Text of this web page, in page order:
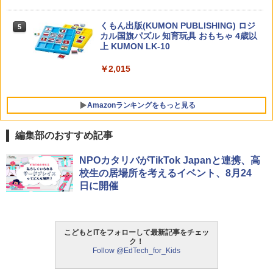
￥1,430
5
くもん出版(KUMON PUBLISHING) ロジ
カル国旗パズル 知育玩具 おもちゃ 4歳以
上 KUMON LK-10
￥2,015
Amazonランキングをもっと見る
1
タッチペンで音が聞ける!はじめてずかん
1000 英語つき ([バラエティ])
￥5,478
中学英語をもう一度ひとつひとつわかり
やすく。改訂版
￥2,750
1
ThinkFun ボードゲーム 「サーキット・
メイズ」 配線回路をプログラミングする
日本語説明書付 8歳~ 76341 誕生日 クリ
スマス
モルカ: 原子・分子に強くなるカードゲ
ーム
編集部のおすすめ記事
NPOカタリバがTikTok Japanと連携、高
校生の居場所を考えるイベント、8月24
日に開催
こどもとITをフォローして最新記事をチェッ
ク！
Follow @EdTech_for_Kids